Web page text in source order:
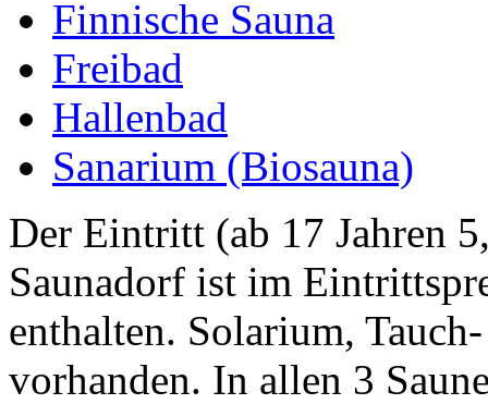
Finnische Sauna
Freibad
Hallenbad
Sanarium (Biosauna)
Der Eintritt (ab 17 Jahren
Saunadorf ist im
enthalten. Solarium,
vorhanden. In allen 3